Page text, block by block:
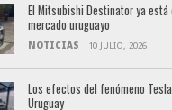
El Mitsubishi Destinator ya está
mercado uruguayo
NOTICIAS 10 JULIO, 2026
Los efectos del fenómeno
Uruguay